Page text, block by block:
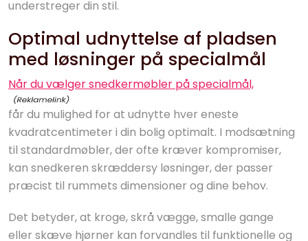
understreger din stil.
Optimal udnyttelse af pladsen
med løsninger på specialmål
Når du vælger snedkermøbler på specialmål,
får du mulighed for at udnytte hver eneste
kvadratcentimeter i din bolig optimalt. I modsætning
til standardmøbler, der ofte kræver kompromiser,
kan snedkeren skræddersy løsninger, der passer
præcist til rummets dimensioner og dine behov.
Det betyder, at kroge, skrå vægge, smalle gange
eller skæve hjørner kan forvandles til funktionelle og